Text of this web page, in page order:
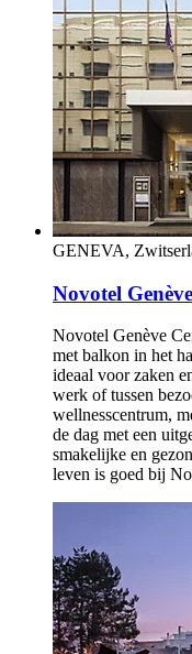
GENEVA,
Novotel
Novotel Genève
met balkon in het
ideaal voor zaken
werk of tussen
wellnesscentrum,
de dag met een
smakelijke en
leven is goed bij